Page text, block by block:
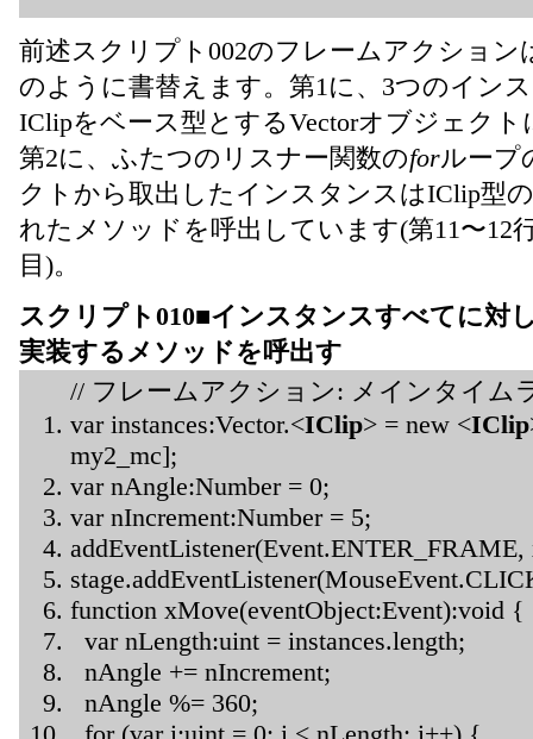
前述スクリプト002のフレームアクション
のように書替えます。第1に、3つのイン
IClipをベース型とするVectorオブジェク
第2に、ふたつのリスナー関数のforループ
クトから取出したインスタンスはIClip型
れたメソッドを呼出しています(第11〜12
目)。
スクリプト010■インスタンスすべてに対
実装するメソッドを呼出す
// フレームアクション: メインタイム
var instances:Vector.<IClip> = new <IClip
my2_mc];
var nAngle:Number = 0;
var nIncrement:Number = 5;
function xMove(eventObject:Event):void {
var nLength:uint = instances.length;
nAngle += nIncrement;
nAngle %= 360;